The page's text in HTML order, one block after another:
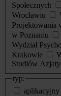
Społecznych
Wrocławiu
Projektowania
w Poznaniu
Wydział
Krakowie
Studiów
typ:
aplikacyjny